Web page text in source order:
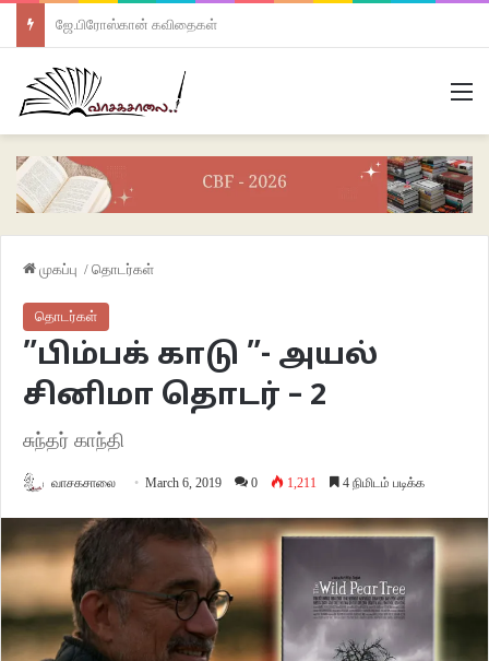
ஜே.பிரோஸ்கான் கவிதைகள்
முகப்பு / தொடர்கள்
தொடர்கள்
”பிம்பக் காடு ”- அயல்
சினிமா தொடர் – 2
சுந்தர் காந்தி
வாசகசாலை March 6, 2019 0 1,211 4 நிமிடம் படிக்க